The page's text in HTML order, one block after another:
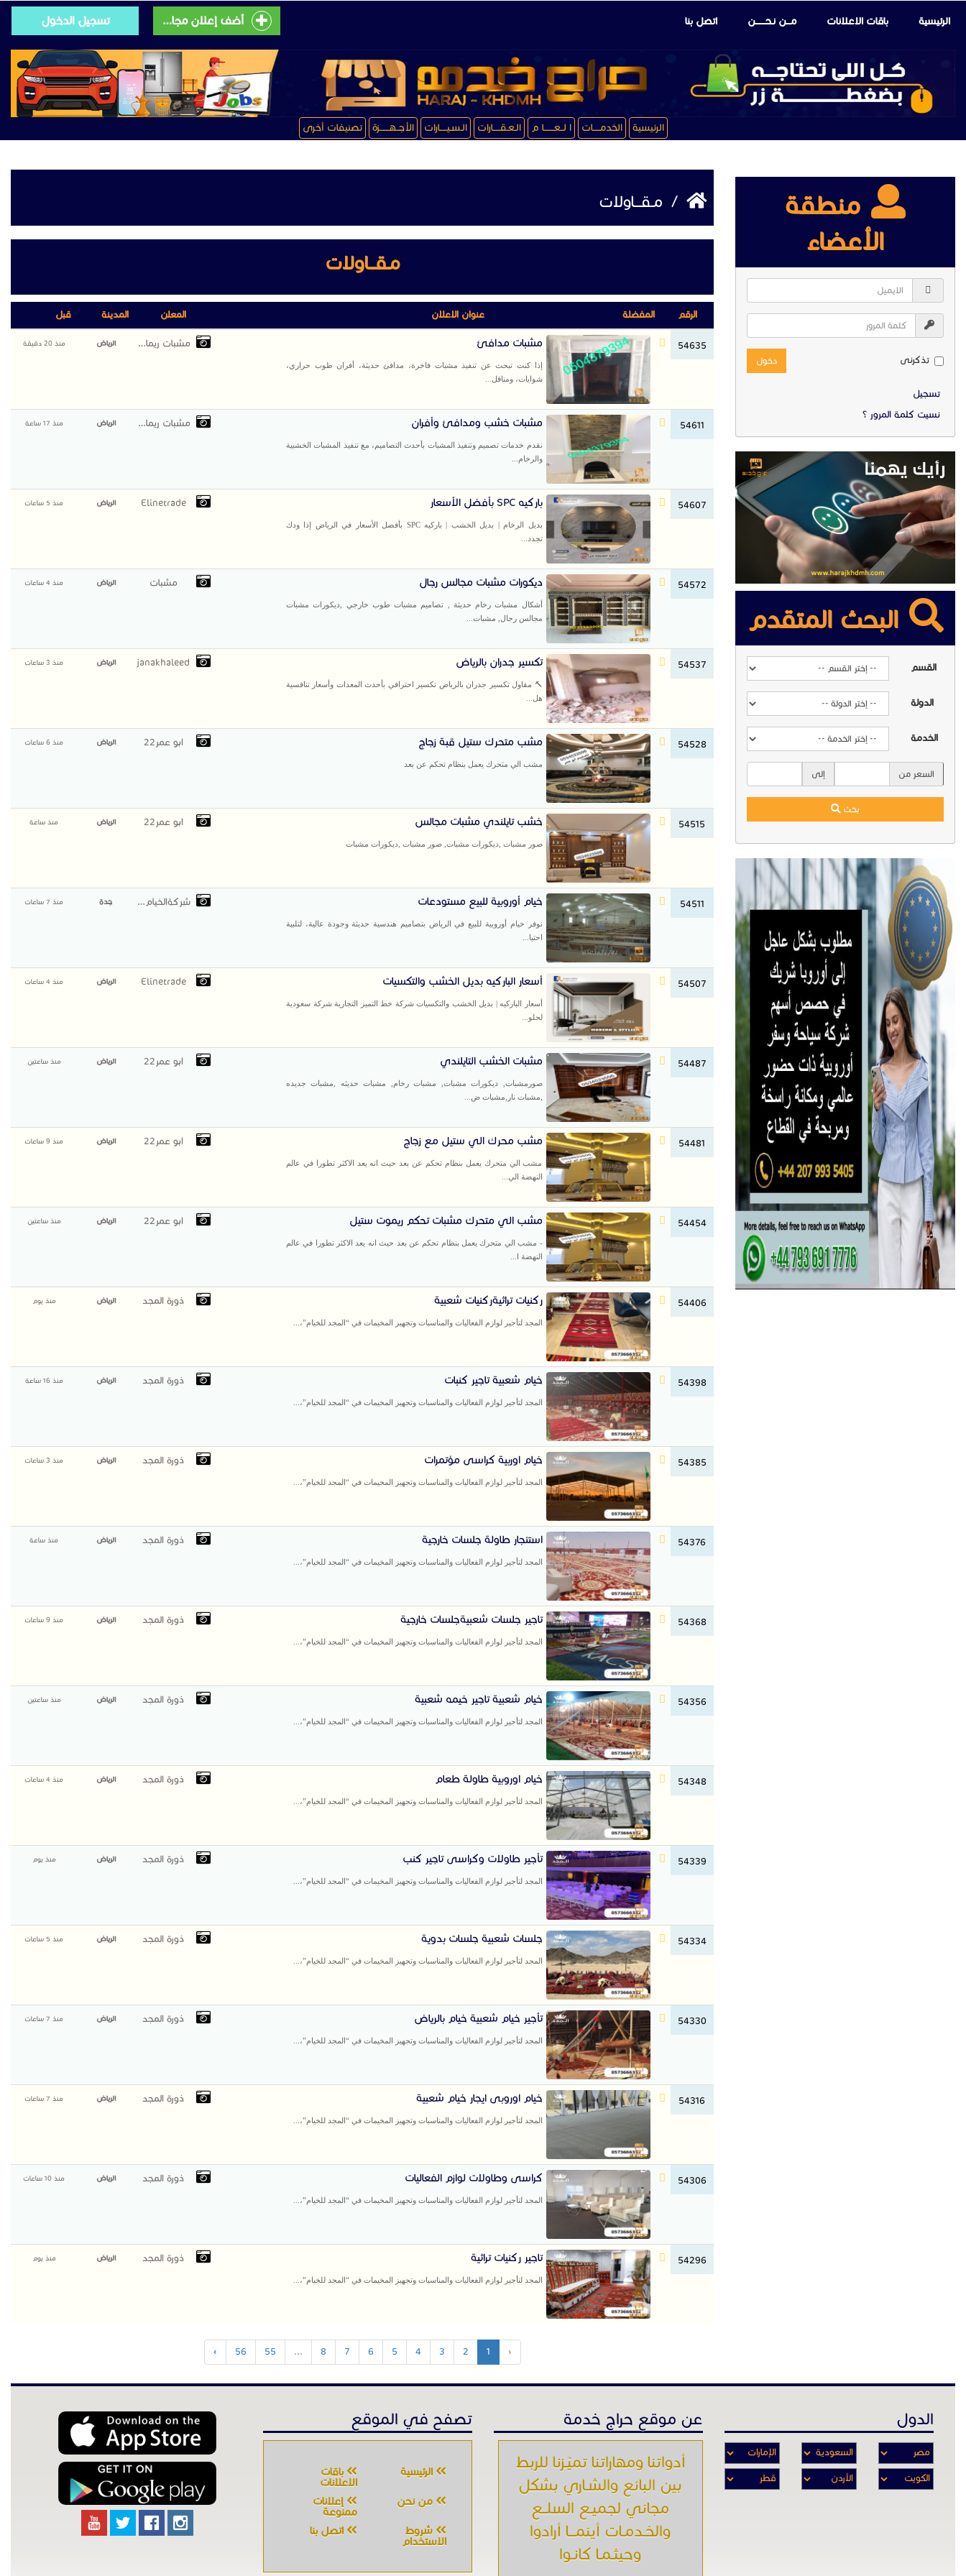
الرئيسية باقات الإعلانات مـــن نـحـــــــن اتصل بنا أضف إعلان مجانى تسجيل الدخول
الرئيسية الخدمـــــات ا لــعـــــــا م الـعـقـــــارات الـسـيـــــارات الأجــهـــــــزة تصنيفات أخرى
منطقة
الأعضاء
تذكرنى دخول
تسجيل
نسيت كلمة المرور ؟
البحث المتقدم
القسم
الدولة
الخدمة
السعر من إلى
بحث
/ مـقـــاولات
مـقـــاولات
الرقم المفضلة عنوان الاعلان المعلن المدينة قبل
54635 مشبات مدافئ
إذا كنت تبحث عن تنفيذ مشبات فاخرة، مدافئ حديثة، أفران طوب حراري،
شوايات، ومناقل...
مشبات ريماس الرياض منذ 20 دقيقة
54611 مشبات خشب ومدافئ وأفران
نقدم خدمات تصميم وتنفيذ المشبات بأحدث التصاميم، مع تنفيذ المشبات الخشبية
والرخام...
مشبات ريماس الرياض منذ 17 ساعة
54607 باركيه SPC بأفضل الأسعار
بديل الرخام | بديل الخشب | باركيه SPC بأفضل الأسعار في الرياض إذا ودك
تجدد...
Elinetrade الرياض منذ 5 ساعات
54572 ديكورات مشبات مجالس رجال
أشكال مشبات رخام حديثة , تصاميم مشبات طوب خارجي ,ديكورات مشبات
مجالس رجال, مشبات...
مشبات الرياض منذ 4 ساعات
54537 تكسير جدران بالرياض
🔨 مقاول تكسير جدران بالرياض تكسير احترافي بأحدث المعدات وأسعار تنافسية
هل...
janakhaleed الرياض منذ 3 ساعات
54528 مشب متحرك ستيل قبة زجاج
مشب الي متحرك يعمل بنظام تحكم عن بعد
ابو عمر22 الرياض منذ 6 ساعات
54515 خشب تايلندي مشبات مجالس
صور مشبات ,ديكورات مشبات, صور مشبات ,ديكورات مشبات
ابو عمر22 الرياض منذ ساعة
54511 خيام أوروبية للبيع مستودعات
نوفر خيام أوروبية للبيع في الرياض بتصاميم هندسية حديثة وجودة عالية، لتلبية
احتيا...
شركةالخيام الاوروبية جدة منذ 7 ساعات
54507 أسعار الباركيه بديل الخشب والتكسيات
أسعار الباركيه | بديل الخشب والتكسيات شركة خط التميز التجارية شركة سعودية
لحلو...
Elinetrade الرياض منذ 4 ساعات
54487 مشبات الخشب التايلندي
صورمشبات, ديكورات مشبات, مشبات رخام, مشبات حديثه ,مشبات جديده
,مشبات نار,مشبات ض...
ابو عمر22 الرياض منذ ساعتين
54481 مشب محرك الي ستيل مع زجاج
مشب الي متحرك يعمل بنظام تحكم عن بعد حيث انه يعد الاكثر تطورا في عالم
النهضة الي...
ابو عمر22 الرياض منذ 9 ساعات
54454 مشب الي متحرك مشبات تحكم ريموت ستيل
- مشب الي متحرك يعمل بنظام تحكم عن بعد حيث انه يعد الاكثر تطورا في عالم
النهضة ا...
ابو عمر22 الرياض منذ ساعتين
54406 ركنيات تراثيةركنيات شعبية
المجد لتأجير لوازم الفعاليات والمناسبات وتجهيز المخيمات في “المجد للخيام”،...
ذورة المجد الرياض منذ يوم
54398 خيام شعبية تاجير كنبات
المجد لتأجير لوازم الفعاليات والمناسبات وتجهيز المخيمات في “المجد للخيام”،...
ذورة المجد الرياض منذ 16 ساعة
54385 خيام اوربية كراسى مؤتمرات
المجد لتأجير لوازم الفعاليات والمناسبات وتجهيز المخيمات في “المجد للخيام”،...
ذورة المجد الرياض منذ 3 ساعات
54376 استئجار طاولة جلسات خارجية
المجد لتأجير لوازم الفعاليات والمناسبات وتجهيز المخيمات في “المجد للخيام”،...
ذورة المجد الرياض منذ ساعة
54368 تاجير جلسات شعبيةجلسات خارجية
المجد لتأجير لوازم الفعاليات والمناسبات وتجهيز المخيمات في “المجد للخيام”،...
ذورة المجد الرياض منذ 9 ساعات
54356 خيام شعبية تاجير خيمه شعبية
المجد لتأجير لوازم الفعاليات والمناسبات وتجهيز المخيمات في “المجد للخيام”،...
ذورة المجد الرياض منذ ساعتين
54348 خيام اوروبية طاولة طعام
المجد لتأجير لوازم الفعاليات والمناسبات وتجهيز المخيمات في “المجد للخيام”،...
ذورة المجد الرياض منذ 4 ساعات
54339 تأجير طاولات وكراسى تاجير كنب
المجد لتأجير لوازم الفعاليات والمناسبات وتجهيز المخيمات في “المجد للخيام”،...
ذورة المجد الرياض منذ يوم
54334 جلسات شعبية جلسات بدوية
المجد لتأجير لوازم الفعاليات والمناسبات وتجهيز المخيمات في “المجد للخيام”،...
ذورة المجد الرياض منذ 5 ساعات
54330 تأجير خيام شعبية خيام بالرياض
المجد لتأجير لوازم الفعاليات والمناسبات وتجهيز المخيمات في “المجد للخيام”،...
ذورة المجد الرياض منذ 7 ساعات
54316 خيام اوروبى ايجار خيام شعبية
المجد لتأجير لوازم الفعاليات والمناسبات وتجهيز المخيمات في “المجد للخيام”،...
ذورة المجد الرياض منذ 7 ساعات
54306 كراسى وطاولات لوازم الفعاليات
المجد لتأجير لوازم الفعاليات والمناسبات وتجهيز المخيمات في “المجد للخيام”،...
ذورة المجد الرياض منذ 10 ساعات
54296 تاجير ركنيات تراثية
المجد لتأجير لوازم الفعاليات والمناسبات وتجهيز المخيمات في “المجد للخيام”،...
ذورة المجد الرياض منذ يوم
‹
1
2
3
4
5
6
7
8
...
55
56
›
الدول عن موقع حراج خدمة
أدواتنا ومهاراتنا تميّـزنا للربط
بين البائع والشـاري بشكل
مجاني لجميـع السلــع
والخـدمـات أينمـــا أرادوا
وحيثـمـا كانـوا
تصفح في الموقع
الرئيسية
باقات
الإعلانات
من نحن
إعلانات
ممنوعة
شروط
الاستخدام
اتصل بنا